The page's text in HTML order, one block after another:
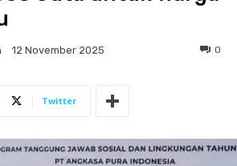
12 November 2025 0
Twitter